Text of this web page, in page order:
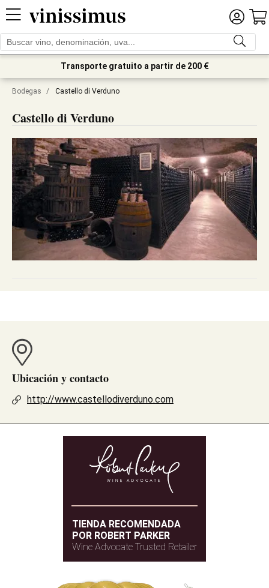
Transporte gratuito a partir de 200 €
Bodegas / Castello di Verduno
Castello di Verduno
Ubicación y contacto
http://www.castellodiverduno.com
TIENDA RECOMENDADA
POR ROBERT PARKER
Wine Advocate Trusted Retailer